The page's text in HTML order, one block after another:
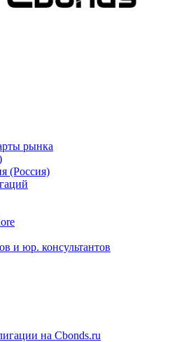
рынка
(Россия)
и юр. консультантов
на Cbonds.ru